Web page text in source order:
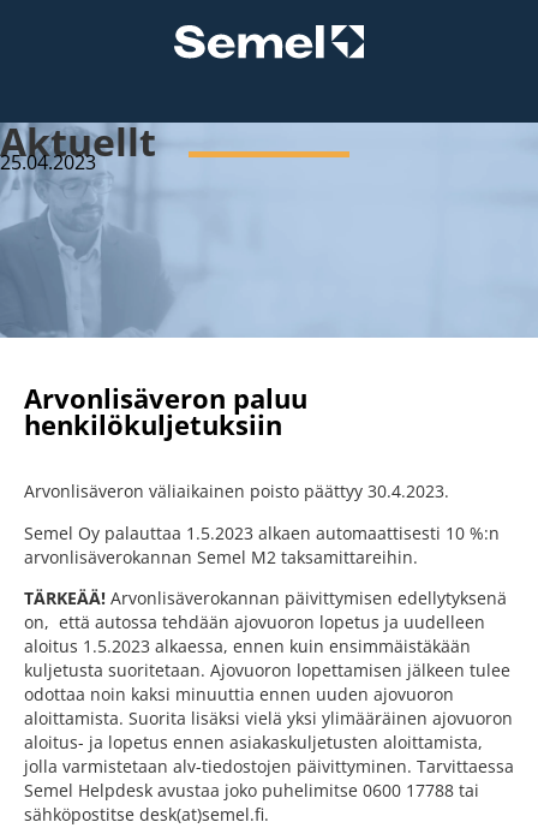
Aktuellt
25.04.2023
Arvonlisäveron paluu
henkilökuljetuksiin
Arvonlisäveron väliaikainen poisto päättyy 30.4.2023.
Semel Oy palauttaa 1.5.2023 alkaen automaattisesti 10 %:n
arvonlisäverokannan Semel M2 taksamittareihin.
TÄRKEÄÄ! Arvonlisäverokannan päivittymisen edellytyksenä
on, että autossa tehdään ajovuoron lopetus ja uudelleen
aloitus 1.5.2023 alkaessa, ennen kuin ensimmäistäkään
kuljetusta suoritetaan. Ajovuoron lopettamisen jälkeen tulee
odottaa noin kaksi minuuttia ennen uuden ajovuoron
aloittamista. Suorita lisäksi vielä yksi ylimääräinen ajovuoron
aloitus- ja lopetus ennen asiakaskuljetusten aloittamista,
jolla varmistetaan alv-tiedostojen päivittyminen. Tarvittaessa
Semel Helpdesk avustaa joko puhelimitse 0600 17788 tai
sähköpostitse desk(at)semel.fi.